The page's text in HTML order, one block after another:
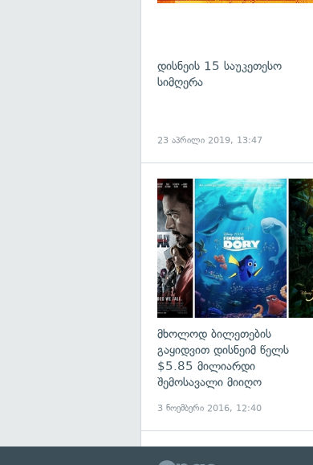
დისნეის 15 საუკეთესო
სიმღერა
23 აპრილი 2019, 13:47
მხოლოდ ბილეთების
გაყიდვით დისნეიმ წელს
$5.85 მილიარდი
შემოსავალი მიიღო
3 ნოემბერი 2016, 12:40